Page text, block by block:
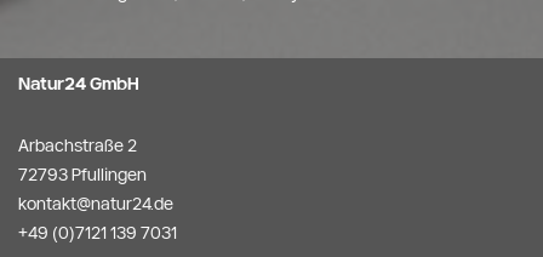
Natur24 GmbH
Arbachstraße 2
72793 Pfullingen
kontakt@natur24.de
+49 (0)7121 139 7031